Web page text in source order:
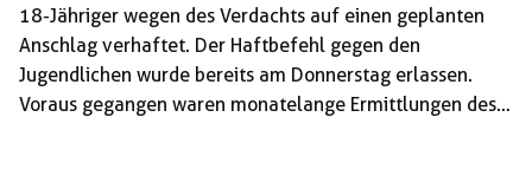
18-Jähriger wegen des Verdachts auf einen geplanten
Anschlag verhaftet. Der Haftbefehl gegen den
Jugendlichen wurde bereits am Donnerstag erlassen.
Voraus gegangen waren monatelange Ermittlungen des